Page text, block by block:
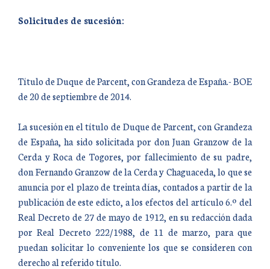
Solicitudes de sucesión:
Título de Duque de Parcent, con Grandeza de España.- BOE
de 20 de septiembre de 2014.
La sucesión en el título de Duque de Parcent, con Grandeza
de España, ha sido solicitada por don Juan Granzow de la
Cerda y Roca de Togores, por fallecimiento de su padre,
don Fernando Granzow de la Cerda y Chaguaceda, lo que se
anuncia por el plazo de treinta días, contados a partir de la
publicación de este edicto, a los efectos del artículo 6.º del
Real Decreto de 27 de mayo de 1912, en su redacción dada
por Real Decreto 222/1988, de 11 de marzo, para que
puedan solicitar lo conveniente los que se consideren con
derecho al referido título.